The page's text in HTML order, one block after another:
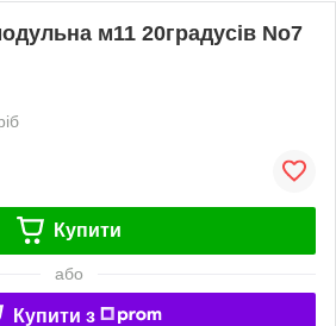
м11 20градусів No7
Купити
або
Купити з